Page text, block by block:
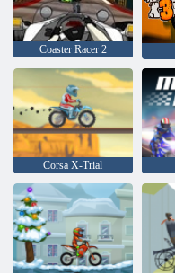
Coaster Racer 2
Corsa X-Trial